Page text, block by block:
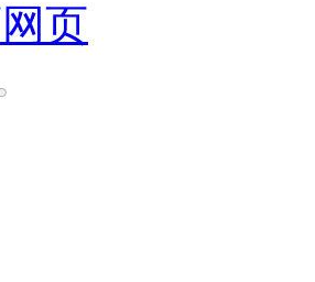
页